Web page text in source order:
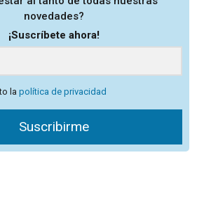
novedades?
¡Suscríbete ahora!
lapolítica de privacidad
Suscribirme